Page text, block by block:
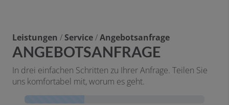
Leistungen / Service/Angebotsanfrage
ANGEBOTSANFRAGE
In drei einfachen Schritten zu Ihrer Anfrage. Teilen Sie
uns komfortabel mit, worum es geht.